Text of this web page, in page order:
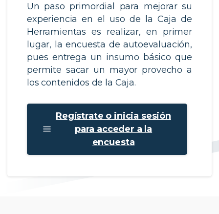
Un paso primordial para mejorar su
experiencia en el uso de la Caja de
Herramientas es realizar, en primer
lugar, la encuesta de autoevaluación,
pues entrega un insumo básico que
permite sacar un mayor provecho a
los contenidos de la Caja.​
Regístrate o inicia sesión
para acceder a la
encuesta